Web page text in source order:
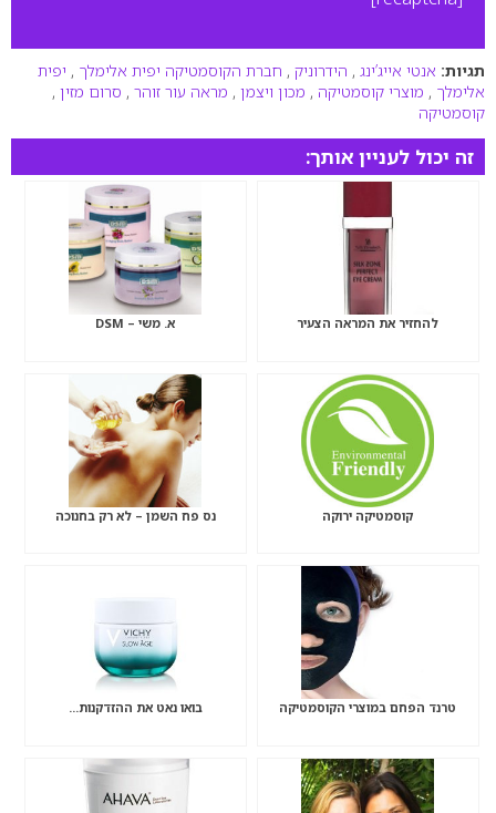
תגיות: אנטי אייג’ינג , הידרוניק , חברת הקוסמטיקה יפית אלימלך , יפית
אלימלך , מוצרי קוסמטיקה , מכון ויצמן , מראה עור זוהר , סרום מזין ,
קוסמטיקה
זה יכול לעניין אותך:
להחזיר את המראה הצעיר א. משי – DSM
קוסמטיקה ירוקה נס פח השמן – לא רק בחנוכה
טרנד הפחם במוצרי הקוסמטיקה בואו נאט את ההזדקנות…